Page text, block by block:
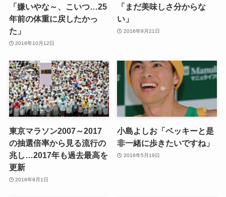
「嫌いやな～、こいつ…25
年前の体重に戻したかっ
た」
2016年10月12日
「まだ美味しさ分からな
い」
2016年9月21日
東京マラソン2007～2017
の抽選倍率から見る流行の
兆し…2017年も過去最高を
更新
2016年9月1日
小島よしお「ベッキーと是
非一緒に歩きたいですね」
2016年5月19日